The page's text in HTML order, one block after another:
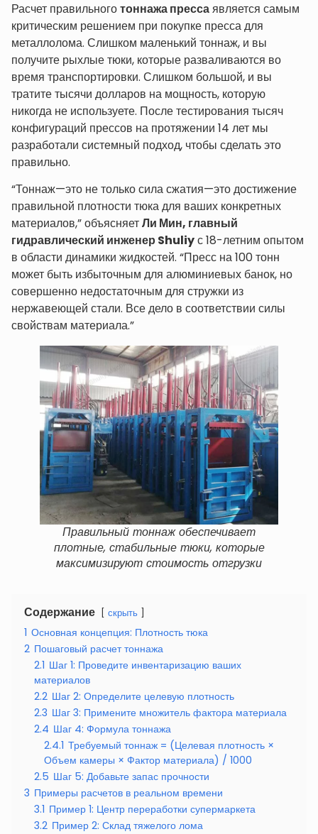
Расчет правильноготоннажа прессаявляется самым
критическим решением при покупке пресса для
металлолома. Слишком маленький тоннаж, и вы
получите рыхлые тюки, которые разваливаются во
время транспортировки. Слишком большой, и вы
тратите тысячи долларов на мощность, которую
никогда не используете. После тестирования тысяч
конфигураций прессов на протяжении 14 лет мы
разработали системный подход, чтобы сделать это
правильно.
“Тоннаж—это не только сила сжатия—это достижение
правильной плотности тюка для ваших конкретных
материалов,” объясняетЛи Мин, главный
гидравлический инженер Shuliyс 18-летним опытом
в области динамики жидкостей. “Пресс на 100 тонн
может быть избыточным для алюминиевых банок, но
совершенно недостаточным для стружки из
нержавеющей стали. Все дело в соответствии силы
свойствам материала.”
Правильный тоннаж обеспечивает
плотные, стабильные тюки, которые
максимизируют стоимость отгрузки
Содержание скрыть
1 Основная концепция: Плотность тюка
2 Пошаговый расчет тоннажа
2.1 Шаг 1: Проведите инвентаризацию ваших
материалов
2.2 Шаг 2: Определите целевую плотность
2.3 Шаг 3: Примените множитель фактора материала
2.4 Шаг 4: Формула тоннажа
2.4.1 Требуемый тоннаж = (Целевая плотность ×
Объем камеры × Фактор материала) / 1000
2.5 Шаг 5: Добавьте запас прочности
3 Примеры расчетов в реальном времени
3.1 Пример 1: Центр переработки супермаркета
3.2 Пример 2: Склад тяжелого лома